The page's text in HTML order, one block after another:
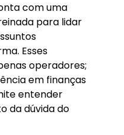
com uma
para lidar
Esses
operadores;
em finanças
entender
da dúvida do